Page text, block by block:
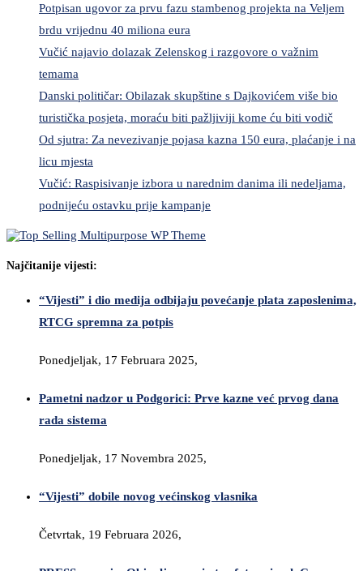
Potpisan ugovor za prvu fazu stambenog projekta na Veljem
brdu vrijednu 40 miliona eura
Vučić najavio dolazak Zelenskog i razgovore o važnim
temama
Danski političar: Obilazak skupštine s Dajkovićem više bio
turistička posjeta, moraću biti pažljiviji kome ću biti vodič
Od sjutra: Za nevezivanje pojasa kazna 150 eura, plaćanje i na
licu mjesta
Vučić: Raspisivanje izbora u narednim danima ili nedeljama,
podnijeću ostavku prije kampanje
Najčitanije vijesti:
“Vijesti” i dio medija odbijaju povećanje plata zaposlenima,
RTCG spremna za potpis
Ponedjeljak, 17 Februara 2025,
Pametni nadzor u Podgorici: Prve kazne već prvog dana
rada sistema
Ponedjeljak, 17 Novembra 2025,
“Vijesti” dobile novog većinskog vlasnika
Četvrtak, 19 Februara 2026,